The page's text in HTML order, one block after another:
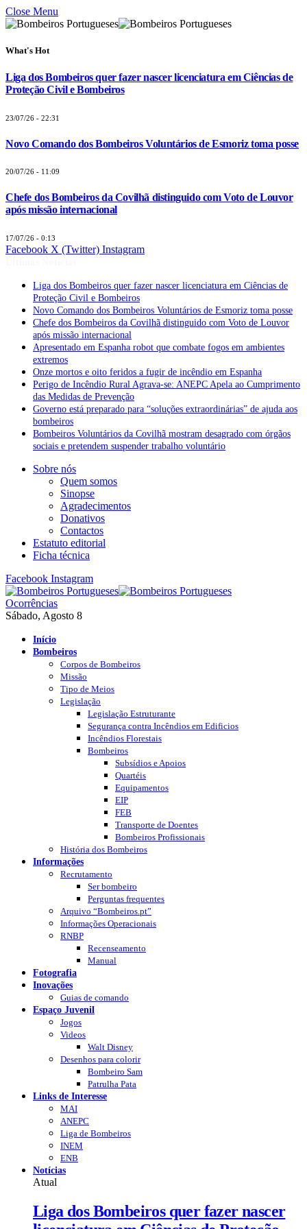
Close Menu
What's Hot
Liga dos Bombeiros quer fazer nascer licenciatura em Ciências de
Proteção Civil e Bombeiros
23/07/26 - 22:31
Novo Comando dos Bombeiros Voluntários de Esmoriz toma posse
20/07/26 - 11:09
Chefe dos Bombeiros da Covilhã distinguido com Voto de Louvor
após missão internacional
17/07/26 - 0:13
Facebook X (Twitter) Instagram
Liga dos Bombeiros quer fazer nascer licenciatura em Ciências de
Proteção Civil e Bombeiros
Novo Comando dos Bombeiros Voluntários de Esmoriz toma posse
Chefe dos Bombeiros da Covilhã distinguido com Voto de Louvor
após missão internacional
Apresentado em Espanha robot que combate fogos em ambientes
extremos
Onze mortos e oito feridos a fugir de incêndio em Espanha
Perigo de Incêndio Rural Agrava-se: ANEPC Apela ao Cumprimento
das Medidas de Prevenção
Governo está preparado para “soluções extraordinárias” de ajuda aos
bombeiros
Bombeiros Voluntários da Covilhã mostram desagrado com órgãos
sociais e pretendem suspender trabalho voluntário
Sobre nós
Quem somos
Sinopse
Agradecimentos
Donativos
Contactos
Estatuto editorial
Ficha técnica
Facebook Instagram
Ocorrências
Sábado, Agosto 8
Início
Bombeiros
Corpos de Bombeiros
Missão
Tipo de Meios
Legislação
Legislação Estruturante
Segurança contra Incêndios em Edificios
Incêndios Florestais
Bombeiros
Subsídios e Apoios
Quartéis
Equipamentos
EIP
FEB
Transporte de Doentes
Bombeiros Profissionais
História dos Bombeiros
Informações
Recrutamento
Ser bombeiro
Perguntas frequentes
Arquivo “Bombeiros.pt”
Informações Operacionais
RNBP
Recenseamento
Manual
Fotografia
Inovações
Guias de comando
Espaço Juvenil
Jogos
Videos
Walt Disney
Desenhos para colorir
Bombeiro Sam
Patrulha Pata
Links de Interesse
MAI
ANEPC
Liga de Bombeiros
INEM
ENB
Notícias
Atual
Liga dos Bombeiros quer fazer nascer